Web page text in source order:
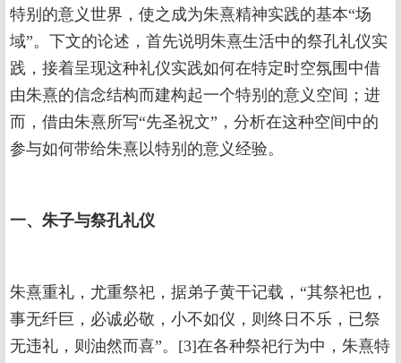
特别的意义世界，使之成为朱熹精神实践的基本“场
域”。下文的论述，首先说明朱熹生活中的祭孔礼仪实
践，接着呈现这种礼仪实践如何在特定时空氛围中借
由朱熹的信念结构而建构起一个特别的意义空间；进
而，借由朱熹所写“先圣祝文”，分析在这种空间中的
参与如何带给朱熹以特别的意义经验。
一、朱子与祭孔礼仪
朱熹重礼，尤重祭祀，据弟子黄干记载，“其祭祀也，
事无纤巨，必诚必敬，小不如仪，则终日不乐，已祭
无违礼，则油然而喜”。[3]在各种祭祀行为中，朱熹特